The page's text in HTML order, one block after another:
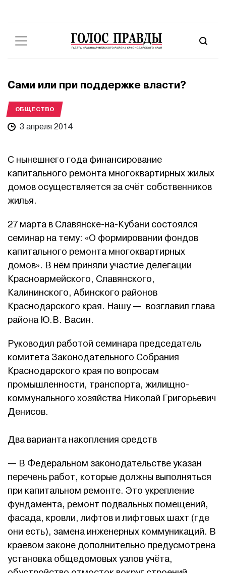
Сами или при поддержке власти?
ОБЩЕСТВО
3 апреля 2014
С нынешнего года финансирование
капитального ремонта многоквартирных жилых
домов осуществляется за счёт собственников
жилья.
27 марта в Славянске-на-Кубани состоялся
семинар на тему: «О формировании фондов
капитального ремонта многоквартирных
домов». В нём приняли участие делегации
Красноармейского, Славянского,
Калининского, Абинского районов
Краснодарского края. Нашу — возглавил глава
района Ю.В. Васин.
Руководил работой семинара председатель
комитета Законодательного Собрания
Краснодарского края по вопросам
промышленности, транспорта, жилищно-
коммунального хозяйства Николай Григорьевич
Денисов.
Два варианта накопления средств
— В Федеральном законодательстве указан
перечень работ, которые должны выполняться
при капитальном ремонте. Это укрепление
фундамента, ремонт подвальных помещений,
фасада, кровли, лифтов и лифтовых шахт (где
они есть), замена инженерных коммуникаций. В
краевом законе дополнительно предусмотрена
установка общедомовых узлов учёта,